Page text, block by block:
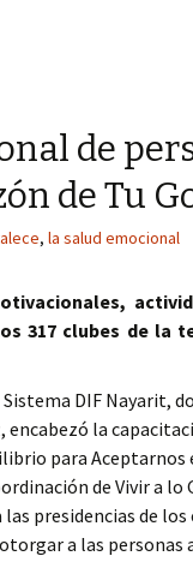
auditivos el
de
de Tu
, la salud emocional
317 clubes de la
DIF Nayarit,
la
para Aceptarnos
de Vivir a lo
presidencias de los
a las personas